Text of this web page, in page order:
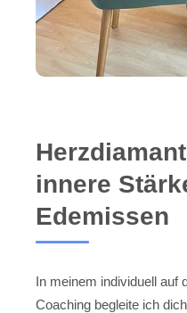
innere
Edemissen
In meinem individuell auf
Coaching begleite ich